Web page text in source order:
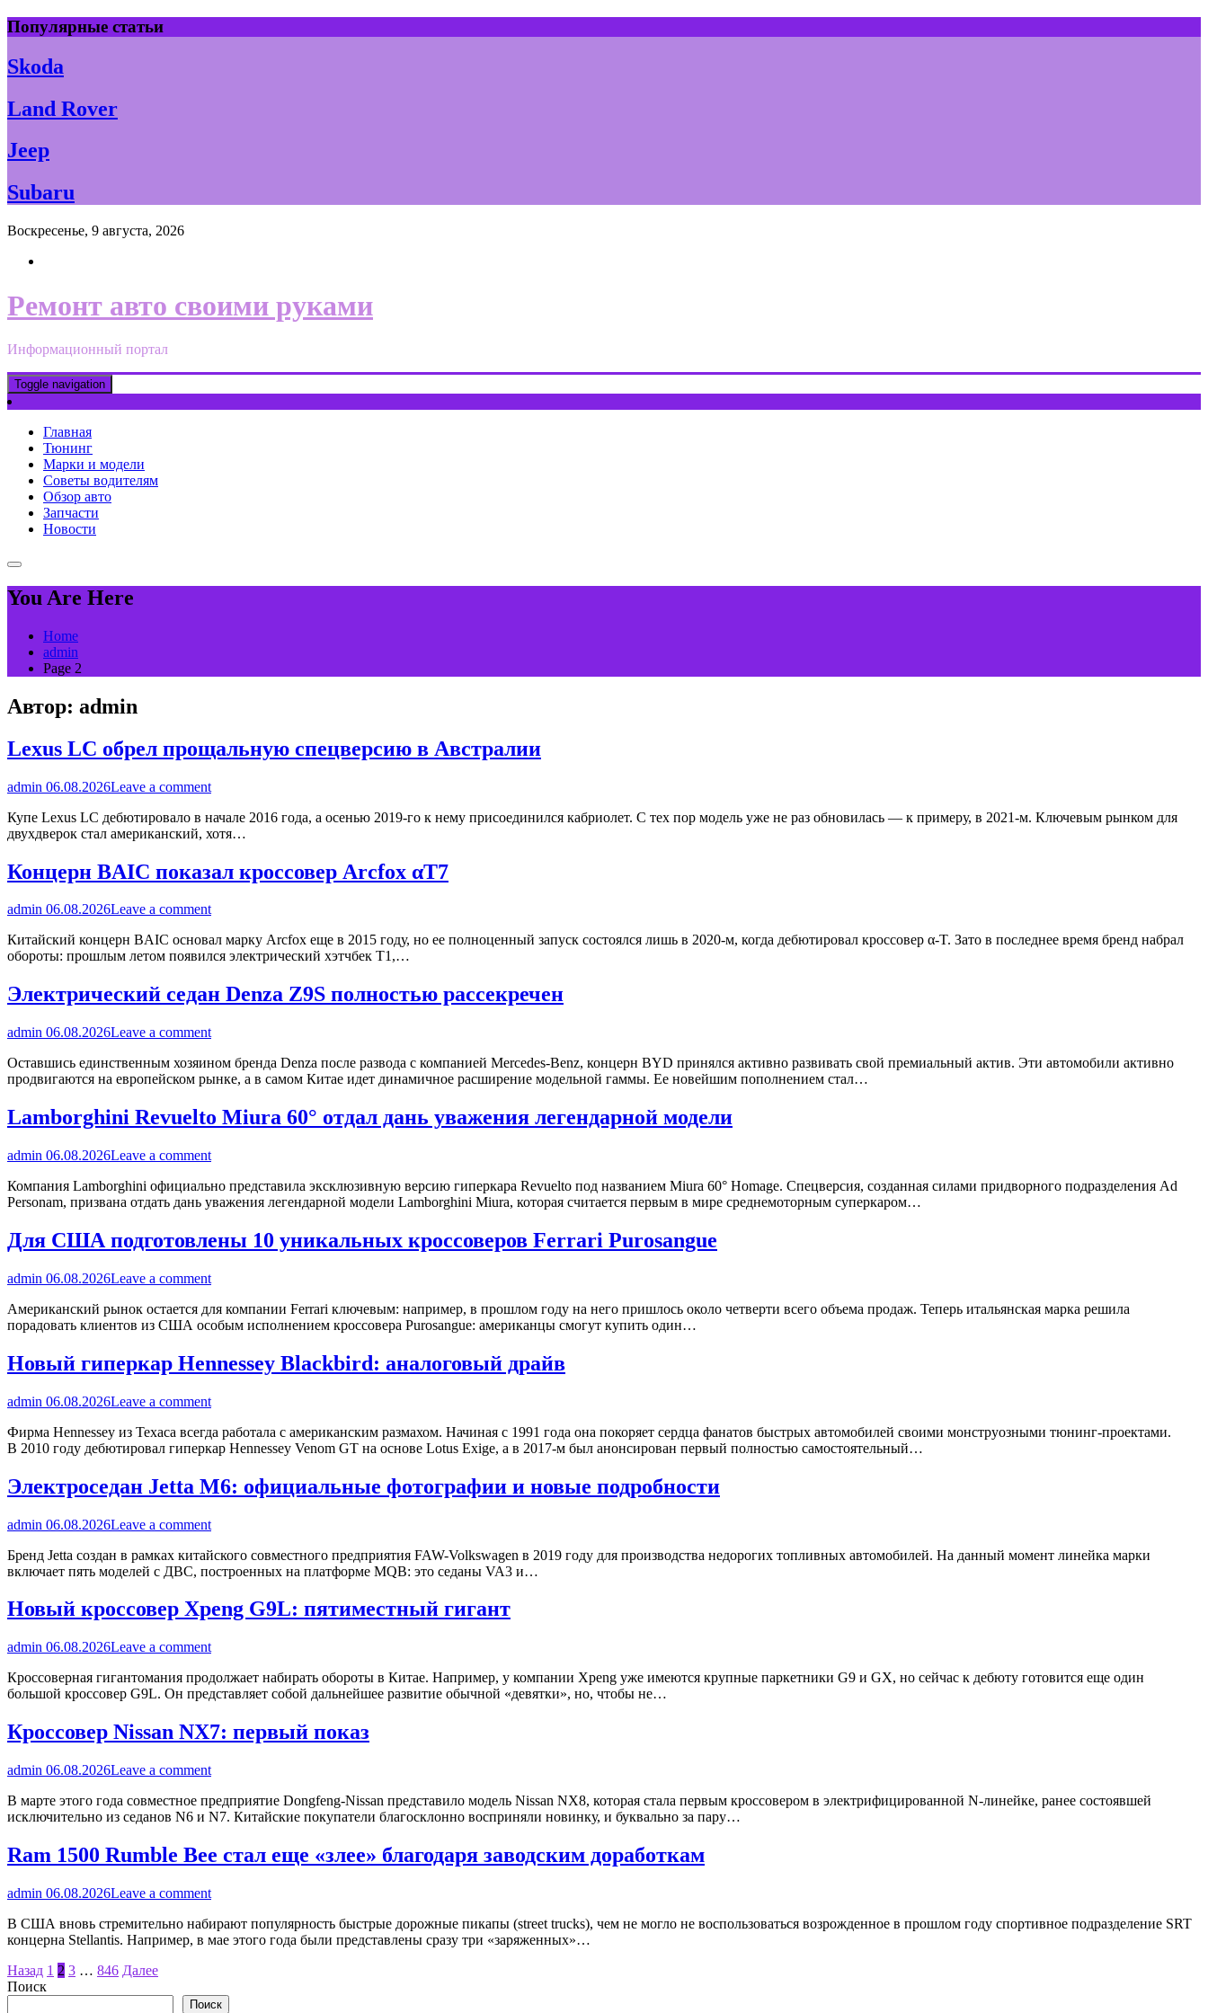
Skip
to
content
Популярные статьи
Skoda
Land Rover
Jeep
Subaru
Воскресенье, 9 августа, 2026
Ремонт авто своими руками
Информационный портал
Toggle navigation
Главная
Тюнинг
Марки и модели
Советы водителям
Обзор авто
Запчасти
Новости
You Are Here
Home
admin
Page 2
Автор: admin
Lexus LC обрел прощальную спецверсию в Австралии
admin 06.08.2026Leave a comment
Купе Lexus LC дебютировало в начале 2016 года, а осенью 2019-го к нему присоединился кабриолет. С тех пор модель уже не раз обновилась — к примеру, в 2021-м. Ключевым рынком для
двухдверок стал американский, хотя…
Концерн BAIC показал кроссовер Arcfox αT7
admin 06.08.2026Leave a comment
Китайский концерн BAIC основал марку Arcfox еще в 2015 году, но ее полноценный запуск состоялся лишь в 2020-м, когда дебютировал кроссовер α-T. Зато в последнее время бренд набрал
обороты: прошлым летом появился электрический хэтчбек T1,…
Электрический седан Denza Z9S полностью рассекречен
admin 06.08.2026Leave a comment
Оставшись единственным хозяином бренда Denza после развода с компанией Mercedes-Benz, концерн BYD принялся активно развивать свой премиальный актив. Эти автомобили активно
продвигаются на европейском рынке, а в самом Китае идет динамичное расширение модельной гаммы. Ее новейшим пополнением стал…
Lamborghini Revuelto Miura 60° отдал дань уважения легендарной модели
admin 06.08.2026Leave a comment
Компания Lamborghini официально представила эксклюзивную версию гиперкара Revuelto под названием Miura 60° Homage. Спецверсия, созданная силами придворного подразделения Ad
Personam, призвана отдать дань уважения легендарной модели Lamborghini Miura, которая считается первым в мире среднемоторным суперкаром…
Для США подготовлены 10 уникальных кроссоверов Ferrari Purosangue
admin 06.08.2026Leave a comment
Американский рынок остается для компании Ferrari ключевым: например, в прошлом году на него пришлось около четверти всего объема продаж. Теперь итальянская марка решила
порадовать клиентов из США особым исполнением кроссовера Purosangue: американцы смогут купить один…
Новый гиперкар Hennessey Blackbird: аналоговый драйв
admin 06.08.2026Leave a comment
Фирма Hennessey из Техаса всегда работала с американским размахом. Начиная с 1991 года она покоряет сердца фанатов быстрых автомобилей своими монструозными тюнинг-проектами.
В 2010 году дебютировал гиперкар Hennessey Venom GT на основе Lotus Exige, а в 2017-м был анонсирован первый полностью самостоятельный…
Электроседан Jetta M6: официальные фотографии и новые подробности
admin 06.08.2026Leave a comment
Бренд Jetta создан в рамках китайского совместного предприятия FAW-Volkswagen в 2019 году для производства недорогих топливных автомобилей. На данный момент линейка марки
включает пять моделей с ДВС, построенных на платформе MQB: это седаны VA3 и…
Новый кроссовер Xpeng G9L: пятиместный гигант
admin 06.08.2026Leave a comment
Кроссоверная гигантомания продолжает набирать обороты в Китае. Например, у компании Xpeng уже имеются крупные паркетники G9 и GX, но сейчас к дебюту готовится еще один
большой кроссовер G9L. Он представляет собой дальнейшее развитие обычной «девятки», но, чтобы не…
Кроссовер Nissan NX7: первый показ
admin 06.08.2026Leave a comment
В марте этого года совместное предприятие Dongfeng-Nissan представило модель Nissan NX8, которая стала первым кроссовером в электрифицированной N-линейке, ранее состоявшей
исключительно из седанов N6 и N7. Китайские покупатели благосклонно восприняли новинку, и буквально за пару…
Ram 1500 Rumble Bee стал еще «злее» благодаря заводским доработкам
admin 06.08.2026Leave a comment
В США вновь стремительно набирают популярность быстрые дорожные пикапы (street trucks), чем не могло не воспользоваться возрожденное в прошлом году спортивное подразделение SRT
концерна Stellantis. Например, в мае этого года были представлены сразу три «заряженных»…
Пагинация
записей
Назад 1 2 3 … 846 Далее
Поиск
Поиск